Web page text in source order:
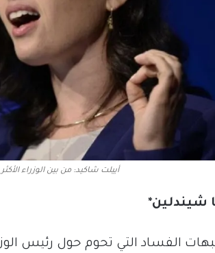
أييلت شاكيد: من بين الوزراء
شيندلين*
الفساد التي تحوم حول رئيس